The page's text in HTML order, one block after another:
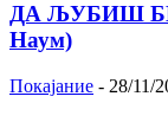
ДА ЉУБИШ
Наум)
Покајание - 28/11/